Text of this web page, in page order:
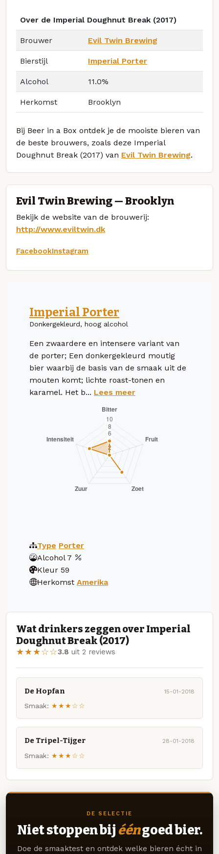
Over de Imperial Doughnut Break (2017)
Brouwer Evil Twin Brewing
Bierstijl Imperial Porter
Alcohol 11.0%
Herkomst Brooklyn
Bij Beer in a Box ontdek je de mooiste bieren van
de beste brouwers, zoals deze Imperial
Doughnut Break (2017) van Evil Twin Brewing.
Evil Twin Brewing — Brooklyn
Bekijk de website van de brouwerij:
http://www.eviltwin.dk
FacebookInstagram
Imperial Porter
Donkergekleurd, hoog alcohol
Een zwaardere en intensere variant van
de porter; Een donkergekleurd moutig
bier waarbij de basis van de smaak uit de
mouten komt; lichte roast-tonen en
karamel. Het b... Lees meer
Type Porter
Alcohol 7
Kleur 59
Herkomst Amerika
Wat drinkers zeggen over Imperial
Doughnut Break (2017)
★★★☆☆3.8 uit 2 reviews
De Hopfan 15-01-2018
Smaak: ★★★☆☆
De Tripel-Tijger 28-01-2018
Smaak: ★★★☆☆
DE SELECTIE
Niet stoppen bij ééngoed bier.
Doe de smaaktest en ontdek welke bieren écht in